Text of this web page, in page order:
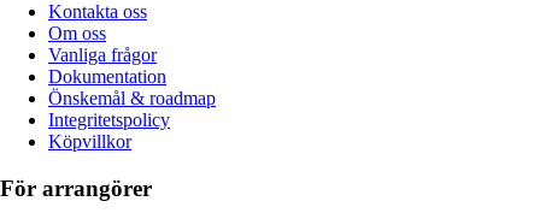
Kontakta oss
Om oss
Vanliga frågor
Dokumentation
Önskemål & roadmap
Integritetspolicy
Köpvillkor
För arrangörer